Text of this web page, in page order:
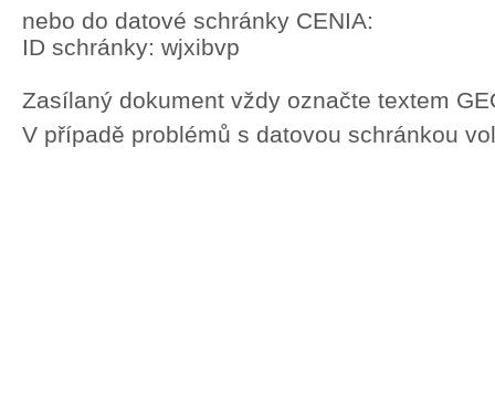
nebo do datové schránky CENIA:
ID schránky: wjxibvp
Zasílaný dokument vždy označte textem
V případě problémů s datovou schránkou